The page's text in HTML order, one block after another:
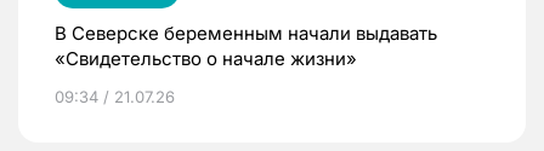
В Северске беременным начали выдавать
«Свидетельство о начале жизни»
09:34 / 21.07.26